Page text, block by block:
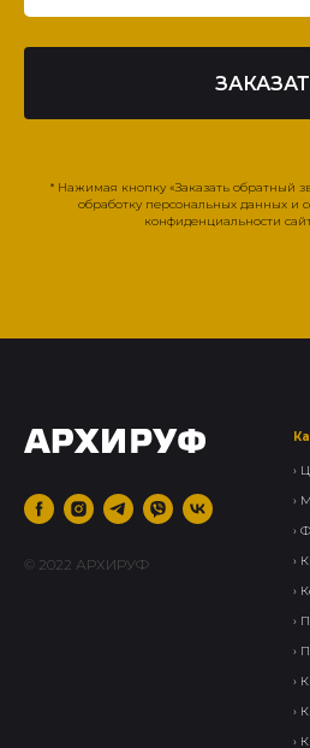
* Нажимая кнопку «Заказать обратный
обработку персональных данных и
конфиденциальности
© 2022 АРХИРУФ
›
›
›
›
›
›
›
›
›
›